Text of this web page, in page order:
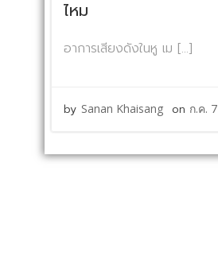
ไหม
อาการเสียงดังในหู เม […]
by Sanan Khaisang on ก.ค. 7